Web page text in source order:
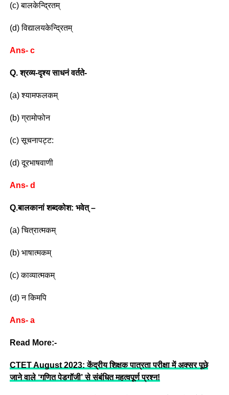
(c) बालकेन्द्रितम्
(d) विद्यालयकेन्द्रितम्
Ans- c
Q. श्रव्य-दृश्य साधनं वर्तते-
(a) श्यामफलकम्
(b) ग्रामोफोन
(c) सूचनापट्ट:
(d) दूरभाषवाणी
Ans- d
Q.बालकानां शब्दकोश: भवेत् –
(a) चित्रात्मकम्
(b) भाषात्मकम्
(c) काव्यात्मकम्
(d) न किमपि
Ans- a
Read More:-
CTET August 2023: केंद्रीय शिक्षक पात्रता परीक्षा में अक्सर पूछे
जाने वाले ‘गणित पेडगॉजी’ से संबंधित महत्वपूर्ण प्रश्न!